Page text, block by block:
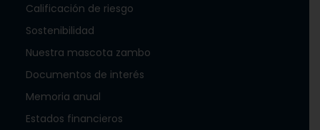
Calificación de riesgo
Sostenibilidad
Nuestra mascota zambo
Documentos de interés
Memoria anual
Estados financieros